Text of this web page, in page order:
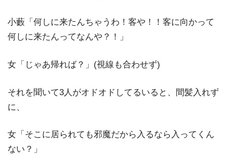
小藪「何しに来たんちゃうわ！客や！！客に向かって
何しに来たんってなんや？！」
女「じゃあ帰れば？」(視線も合わせず)
それを聞いて3人がオドオドしてるいると、間髪入れず
に、
女「そこに居られても邪魔だから入るなら入ってくん
ない？」